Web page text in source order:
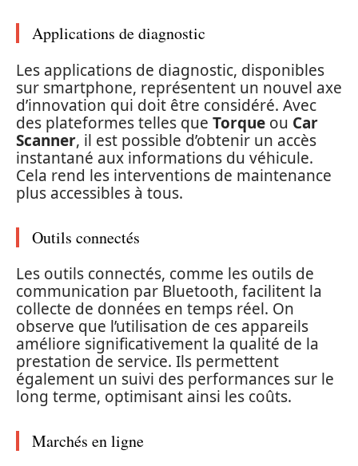
Applications de diagnostic
Les applications de diagnostic, disponibles
sur smartphone, représentent un nouvel axe
d’innovation qui doit être considéré. Avec
des plateformes telles que Torque ou Car
Scanner, il est possible d’obtenir un accès
instantané aux informations du véhicule.
Cela rend les interventions de maintenance
plus accessibles à tous.
Outils connectés
Les outils connectés, comme les outils de
communication par Bluetooth, facilitent la
collecte de données en temps réel. On
observe que l’utilisation de ces appareils
améliore significativement la qualité de la
prestation de service. Ils permettent
également un suivi des performances sur le
long terme, optimisant ainsi les coûts.
Marchés en ligne